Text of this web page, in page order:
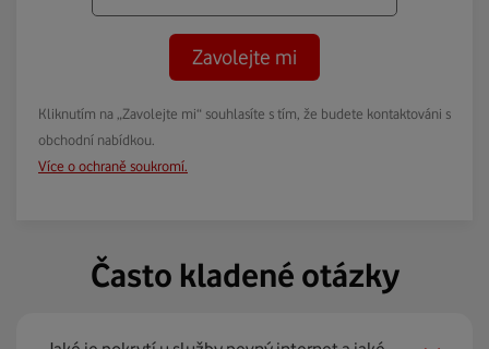
Zavolejte mi
Kliknutím na „Zavolejte mi“ souhlasíte s tím, že budete kontaktováni s
obchodní nabídkou.
Více o ochraně soukromí.
Často kladené otázky